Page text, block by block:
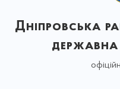
Дніпровська
державна